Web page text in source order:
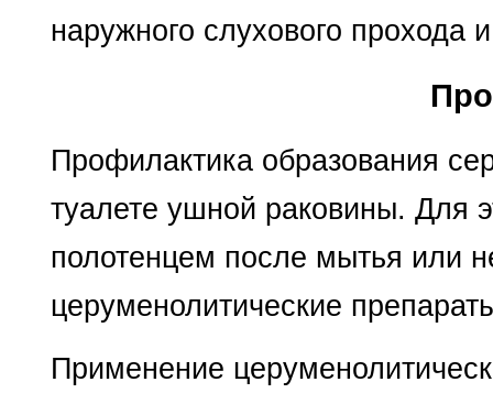
наружного слухового прохода
Профилактика образования
туалете ушной раковины. Для
полотенцем после мытья или
церуменолитические
Применение